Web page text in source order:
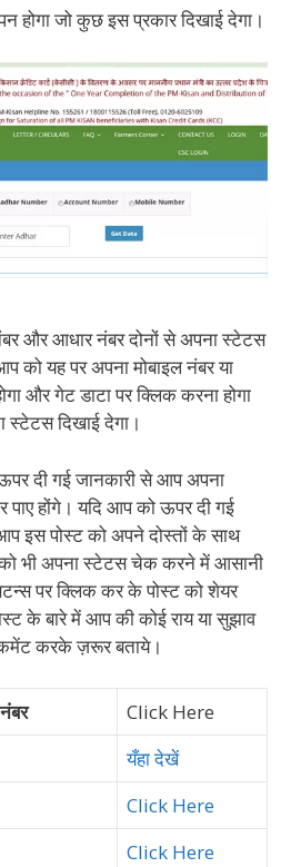
जो कुछ इस प्रकार दिखाई देगा।
और आधार नंबर दोनों से अपना स्टेटस
यह पर अपना मोबाइल नंबर या
और गेट डाटा पर क्लिक करना होगा
दिखाई देगा।
दी गई जानकारी से आप अपना
होंगे। यदि आप को ऊपर दी गई
इस पोस्ट को अपने दोस्तों के साथ
भी अपना स्टेटस चेक करने में आसानी
पर क्लिक कर के पोस्ट को शेयर
के बारे में आप की कोई राय या सुझाव
करके ज़रूर बताये।
Click Here
यँहा देखें
Click Here
Click Here